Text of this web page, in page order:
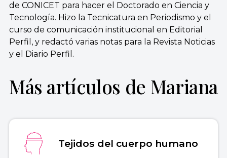
de CONICET para hacer el Doctorado en Ciencia y
Tecnología. Hizo la Tecnicatura en Periodismo y el
curso de comunicación institucional en Editorial
Perfil, y redactó varias notas para la Revista Noticias
y el Diario Perfi l.
Más artículos de Mariana
Tejidos del cuerpo humano